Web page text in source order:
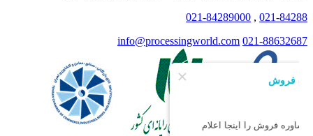
021-84288
,
021-84289000
021-88632687
info@processingworld.com